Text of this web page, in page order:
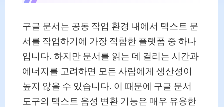
구글 문서는 공동 작업 환경 내에서 텍스트 문
서를 작업하기에 가장 적합한 플랫폼 중 하나
입니다. 하지만 문서를 읽는 데 걸리는 시간과
에너지를 고려하면 모든 사람에게 생산성이
높지 않을 수 있습니다. 이 때문에 구글 문서
도구의 텍스트 음성 변환 기능은 매우 유용한